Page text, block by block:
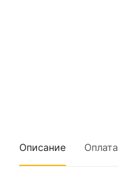
Описание Оплата